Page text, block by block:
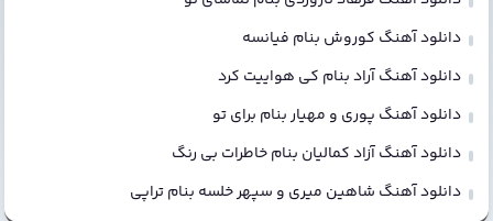
دانلود آهنگ کوروش بنام فیانسه
دانلود آهنگ آراد بنام کی هواییت کرد
دانلود آهنگ پوری و مهیار بنام برای تو
دانلود آهنگ آزاد کمالیان بنام خاطرات بی رنگ
دانلود آهنگ شاهین میری و سپهر خلسه بنام تراپی